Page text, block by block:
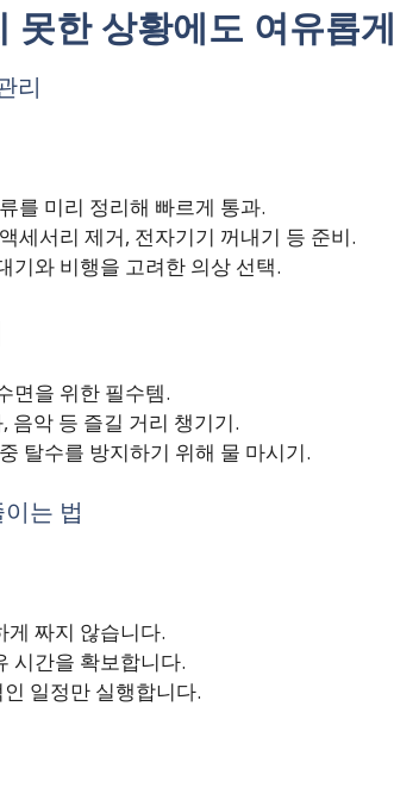
못한 상황에도 여유롭게
리
를 미리 정리해 빠르게 통과.
세서리 제거, 전자기기 꺼내기 등 준비.
기와 비행을 고려한 의상 선택.
면을 위한 필수템.
음악 등 즐길 거리 챙기기.
탈수를 방지하기 위해 물 마시기.
는 법
게 짜지 않습니다.
시간을 확보합니다.
일정만 실행합니다.